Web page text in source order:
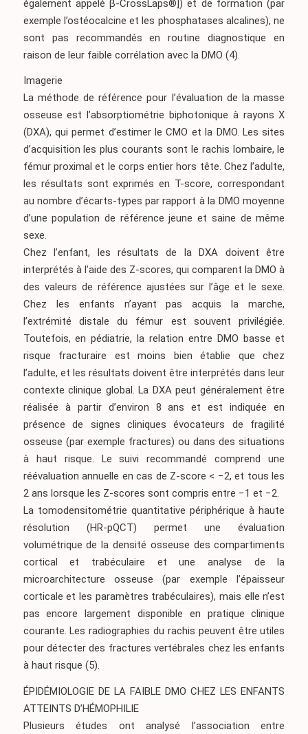
également appelé β-CrossLaps®]) et de formation (par
exemple l’ostéocalcine et les phosphatases alcalines), ne
sont pas recommandés en routine diagnostique en
raison de leur faible corrélation avec la DMO (4)
Imagerie
La méthode de référence pour l’évaluation de la masse
osseuse est l’absorptiométrie biphotonique à rayons X
(DXA), qui permet d’estimer le CMO et la DMO. Les sites
d’acquisition les plus courants sont le rachis lombaire, le
fémur proximal et le corps entier hors tête. Chez l’adulte,
les résultats sont exprimés en T-score, correspondant
au nombre d’écarts-types par rapport à la DMO moyenne
d’une population de référence jeune et saine de même
sexe.
Chez l’enfant, les résultats de la DXA doivent être
interprétés à l’aide des Z-scores, qui comparent la DMO à
des valeurs de référence ajustées sur l’âge et le sexe.
Chez les enfants n’ayant pas acquis la marche,
l’extrémité distale du fémur est souvent privilégiée.
Toutefois, en pédiatrie, la relation entre DMO basse et
risque fracturaire est moins bien établie que chez
l’adulte, et les résultats doivent être interprétés dans leur
contexte clinique global. La DXA peut généralement être
réalisée à partir d’environ 8 ans et est indiquée en
présence de signes cliniques évocateurs de fragilité
osseuse (par exemple fractures) ou dans des situations
à haut risque. Le suivi recommandé comprend une
réévaluation annuelle en cas de Z-score < −2, et tous les
2 ans lorsque les Z-scores sont compris entre −1 et −2.
La tomodensitométrie quantitative périphérique à haute
résolution (HR-pQCT) permet une évaluation
volumétrique de la densité osseuse des compartiments
cortical et trabéculaire et une analyse de la
microarchitecture osseuse (par exemple l’épaisseur
corticale et les paramètres trabéculaires), mais elle n’est
pas encore largement disponible en pratique clinique
courante. Les radiographies du rachis peuvent être utiles
pour détecter des fractures vertébrales chez les enfants
à haut risque (5).
ÉPIDÉMIOLOGIE DE LA FAIBLE DMO CHEZ LES ENFANTS
ATTEINTS D’HÉMOPHILIE
Plusieurs études ont analysé l’association entre